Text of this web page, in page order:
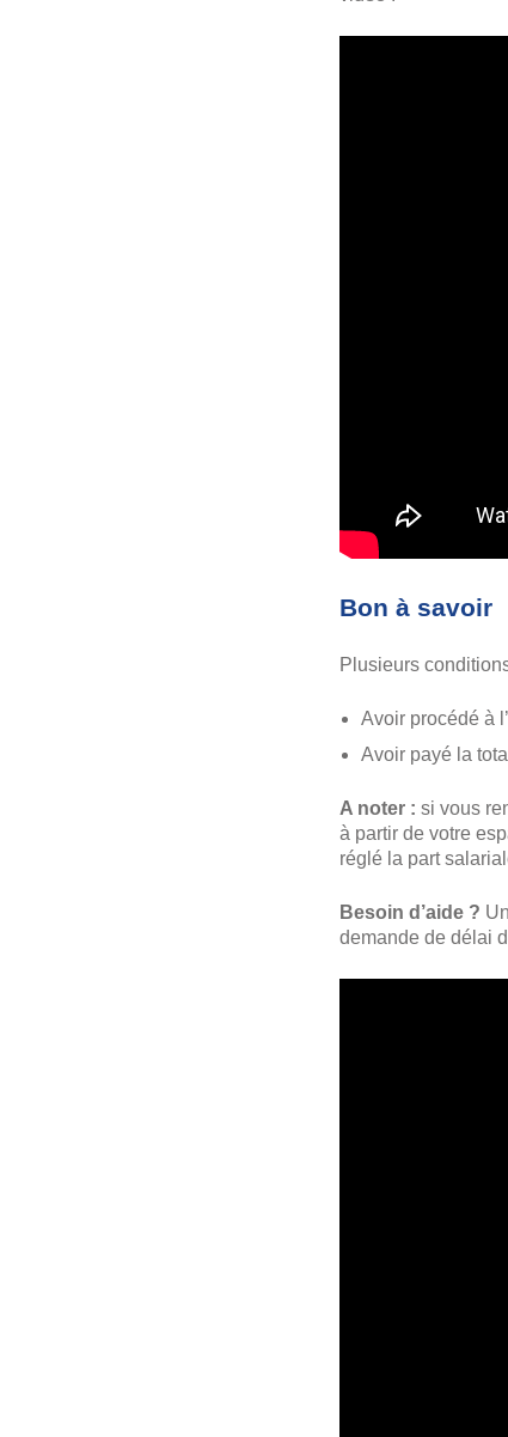
Bon à savoir
Plusieurs
Avoir procédé à
Avoir payé la
A noter : si vous
à partir de votre
réglé la part
Besoin d’aide ?
demande de délai